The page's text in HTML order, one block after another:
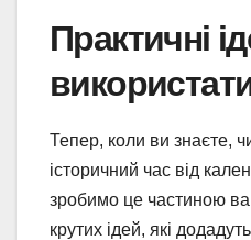
Практичні
Тепер, коли ви знаєте,
історичний час від
зробимо це частиною
крутих ідей, які